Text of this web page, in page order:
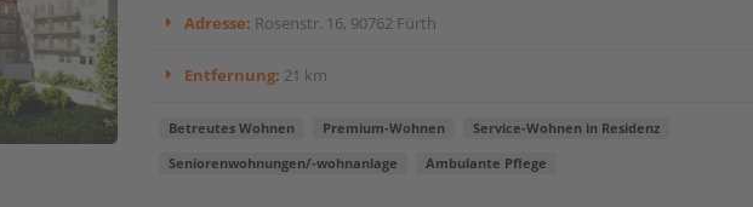
Adresse: Rosenstr. 16, 90762 Fürth
Entfernung: 21 km
Betreutes Wohnen Premium-Wohnen Service-Wohnen in Residenz
Seniorenwohnungen/-wohnanlage Ambulante Pflege